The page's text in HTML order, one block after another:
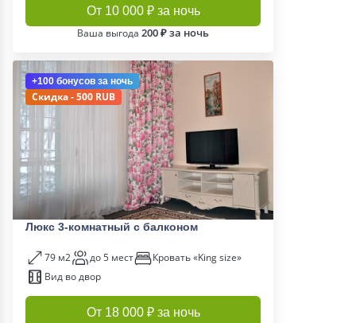
От 10 000 ₽ за ночь
Ваша выгода 200 ₽ за ночь
+100 бонусов за ночь
Скидка - 500 RUB
Люкс 3-комнатный с балконом
79 м2 до 5 мест
Кровать «King size»
Вид во двор
От 18 000 ₽ за ночь